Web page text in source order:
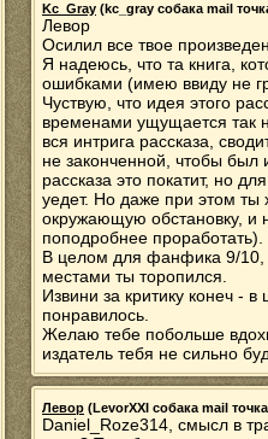
Kc_Gray (kc_gray собака mail
Левор
Осилил все твое
Я надеюсь, что та книга,
ошибками (имею ввиду не
Чуствую, что идея этого
временами ущущается так
вся интрига рассказа,
не законченной, чтобы был
рассказа это покатит, но
уедет. Но даже при этом
окружающую обстановку, и
поподробнее проработать).
В целом для фанфика 9/10,
местами ты торопился.
Извини за критику конеч -
понравилось.
Желаю тебе побольше
издатель тебя не сильно
Левор (LevorXXI собака mail
Daniel_Roze314, смысл в